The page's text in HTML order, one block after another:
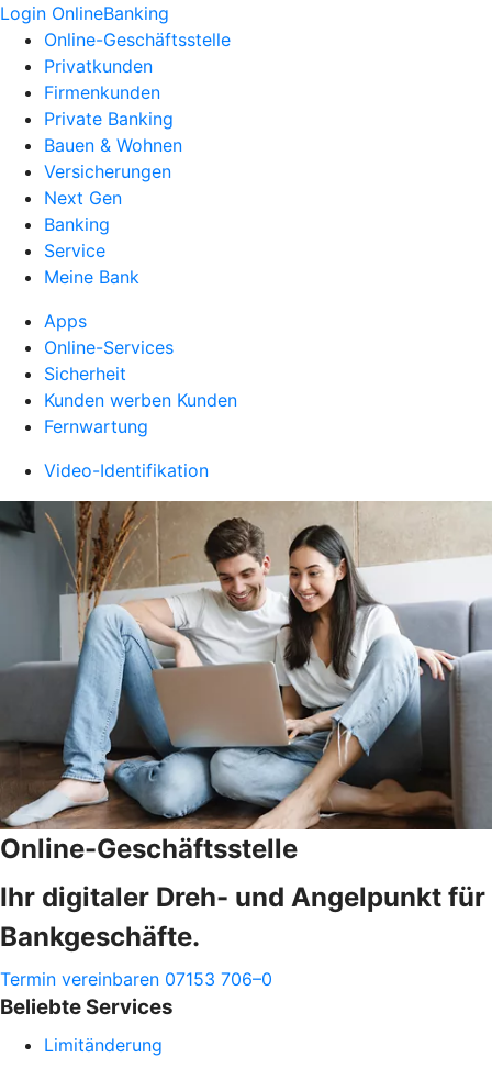
Login OnlineBanking
Online-Geschäftsstelle
Privatkunden
Firmenkunden
Private Banking
Bauen & Wohnen
Versicherungen
Next Gen
Banking
Service
Meine Bank
Apps
Online-Services
Sicherheit
Kunden werben Kunden
Fernwartung
Video-Identifikation
Online-Geschäftsstelle
Ihr digitaler Dreh- und Angelpunkt für
Bankgeschäfte.
Termin vereinbaren 07153 706–0
Beliebte Services
Limitänderung